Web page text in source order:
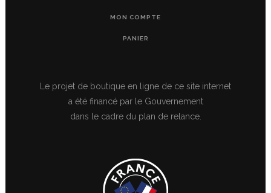
MON COMPTE
PANIER
Le projet de boutique en ligne de ce site internet
a été financé par le Gouvernement
dans le cadre du plan de relance.